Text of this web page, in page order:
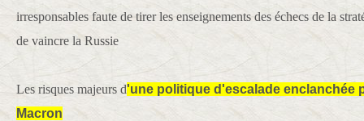
irresponsables faute de tirer les enseignements des échecs de la
de vaincre la Russie
Les risques majeurs d'une politique d'escalade enclanchée
Macron